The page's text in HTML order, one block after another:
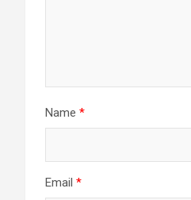
Name *
Email *